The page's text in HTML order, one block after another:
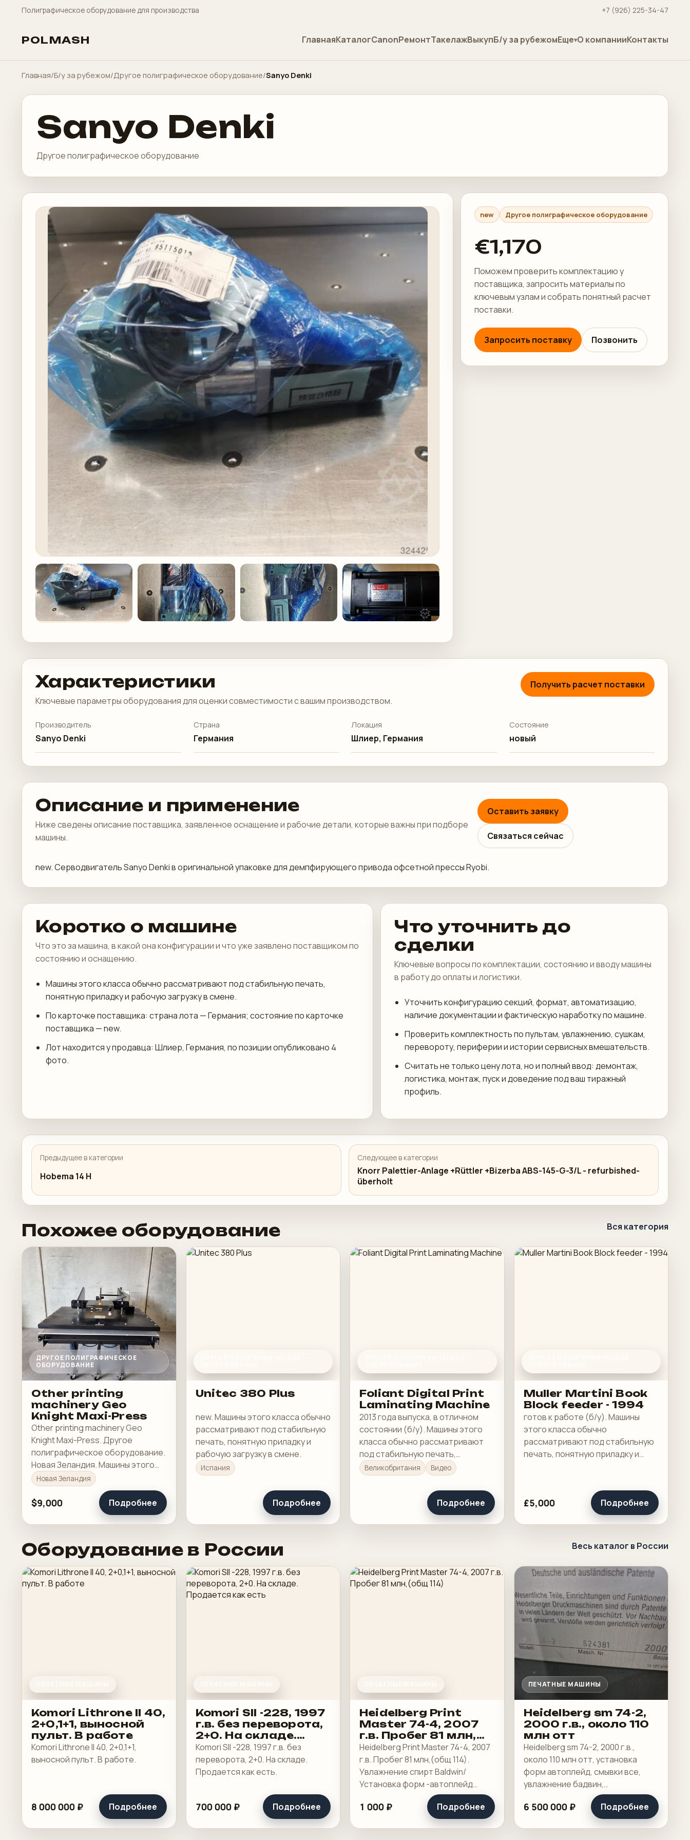
Полиграфическое оборудование для производства +7 (926) 225-34-47
POLMASH ГлавнаяКаталогCanonРемонтТакелажВыкупБ/у за рубежомЕще О компанииКонтакты
Главная/Б/у за рубежом/Другое полиграфическое оборудование/Sanyo Denki
Sanyo Denki
Другое полиграфическое оборудование
new Другое полиграфическое оборудование
€1,170
Поможем проверить комплектацию у
поставщика, запросить материалы по
ключевым узлам и собрать понятный расчет
поставки.
Запросить поставку Позвонить
Характеристики
Ключевые параметры оборудования для оценки совместимости с вашим производством.
Получить расчет поставки
Производитель
Sanyo Denki
Страна
Германия
Локация
Шлиер, Германия
Состояние
новый
Описание и применение
Ниже сведены описание поставщика, заявленное оснащение и рабочие детали, которые важны при подборе
машины.
Оставить заявку
Связаться сейчас
new. Серводвигатель Sanyo Denki в оригинальной упаковке для демпфирующего привода офсетной прессы Ryobi.
Коротко о машине
Что это за машина, в какой она конфигурации и что уже заявлено поставщиком по
состоянию и оснащению.
Машины этого класса обычно рассматривают под стабильную печать,
понятную приладку и рабочую загрузку в смене.
По карточке поставщика: страна лота — Германия; состояние по карточке
поставщика — new.
Лот находится у продавца: Шлиер, Германия, по позиции опубликовано 4
фото.
Что уточнить до
сделки
Ключевые вопросы по комплектации, состоянию и вводу машины
в работу до оплаты и логистики.
Уточнить конфигурацию секций, формат, автоматизацию,
наличие документации и фактическую наработку по машине.
Проверить комплектность по пультам, увлажнению, сушкам,
перевороту, периферии и истории сервисных вмешательств.
Считать не только цену лота, но и полный ввод: демонтаж,
логистика, монтаж, пуск и доведение под ваш тиражный
профиль.
Предыдущее в категории
Hobema 14 H
Следующее в категории
Knorr Palettier-Anlage +Rüttler +Bizerba ABS-145-G-3/L - refurbished-
überholt
Похожее оборудование Вся категория
ДРУГОЕ ПОЛИГРАФИЧЕСКОЕ
ОБОРУДОВАНИЕ
Other printing
machinery Geo
Knight Maxi-Press
Other printing machinery Geo
Knight Maxi-Press. Другое
полиграфическое оборудование.
Новая Зеландия. Машины этого
класса обычно рассматривают
под стабильную печать,
понятную приладку и рабочую
Новая Зеландия
$9,000 Подробнее
Unitec 380 Plus
new. Машины этого класса обычно
рассматривают под стабильную
печать, понятную приладку и
рабочую загрузку в смене.
Испания
Подробнее
Foliant Digital Print
Laminating Machine
2013 года выпуска, в отличном
состоянии (б/у). Машины этого
класса обычно рассматривают
под стабильную печать,
понятную приладку и рабочую
загрузку в смене.
Великобритания Видео
Подробнее
Muller Martini Book
Block feeder - 1994
готов к работе (б/у). Машины
этого класса обычно
рассматривают под стабильную
печать, понятную приладку и
£5,000 Подробнее
Оборудование в России Весь каталог в России
Komori Lithrone II 40,
2+0,1+1, выносной
пульт. В работе
Komori Lithrone II 40, 2+0,1+1,
выносной пульт. В работе.
8 000 000 ₽ Подробнее
Komori SII -228, 1997
г.в. без переворота,
2+0. На складе.
Продается как есть
Komori SII -228, 1997 г.в. без
переворота, 2+0. На складе.
Продается как есть.
700 000 ₽ Подробнее
Heidelberg Print
Master 74-4, 2007
г.в. Пробег 81 млн,
(общ 114)
Heidelberg Print Master 74-4, 2007
г.в. Пробег 81 млн,(общ 114).
Увлажнение спирт Baldwin/
Установка форм -автоплейд
(полуавтомат), смывки-
полотенцы - печатный и
офсетный, выносной пульт
1 000 ₽ Подробнее
ПЕЧАТНЫЕ МАШИНЫ
Heidelberg sm 74-2,
2000 г.в., около 110
млн отт
Heidelberg sm 74-2, 2000 г.в.,
около 110 млн отт, установка
форм автоплейд, смывки все,
увлажнение бадвин,
темперирования нет, короткий
выклад. Продавов нет, рубашки в
хорошем состоянии, таскалки и
6 500 000 ₽ Подробнее